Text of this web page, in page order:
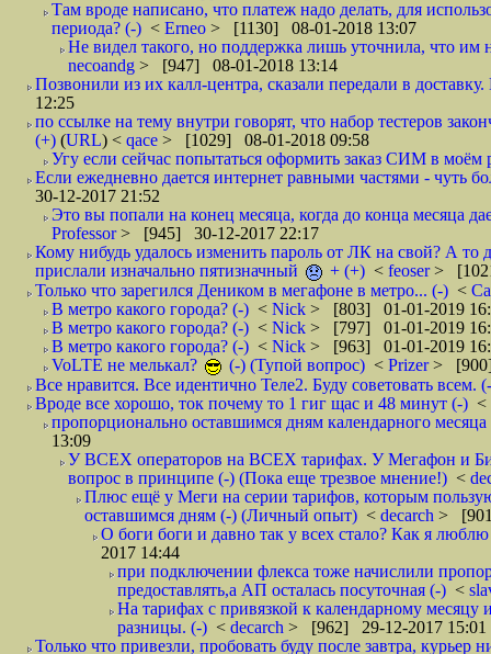
Там вроде написано, что платеж надо делать, для
периода? (-) < Erneo > [1130] 08-01-2018 13:07
Не видел такого, но поддержка лишь уточнила, что
necoandg > [947] 08-01-2018 13:14
Позвонили из их калл-центра, сказали передали в
12:25
по ссылке на тему внутри говорят, что набор тестеров
(+) (URL) < qace > [1029] 08-01-2018 09:58
Угу если сейчас попытаться оформить заказ СИМ в моём
Если ежедневно дается интернет равными частями - чуть
30-12-2017 21:52
Это вы попали на конец месяца, когда до конца месяца
Professor> [945] 30-12-2017 22:17
Кому нибудь удалось изменить пароль от ЛК на свой? А то
прислали изначально пятизначный
+ (+) < feoser>
Только что зарегился Деником в мегафоне в метро... (-) <
В метро какого города? (-) < Nick > [803] 01-01-2019
В метро какого города? (-) < Nick > [797] 01-01-2019
В метро какого города? (-) < Nick > [963] 01-01-2019
VoLTE не мелькал?
(-) (Тупой вопрос) < Prizer>
Все нравится. Все идентично Теле2. Буду советовать всем.
Вроде все хорошо, ток почему то 1 гиг щас и 48 минут (-) <
пропорционально оставшимся дням календарного
13:09
У ВСЕХ операторов на ВСЕХ тарифах. У Мегафон и Би
вопрос в принципе (-) (Пока еще трезвое мнение!) <
Плюс ещё у Меги на серии тарифов, которым
оставшимся дням (-) (Личный опыт) < decarch >
О боги боги и давно так у всех стало? Как я
2017 14:44
при подключении флекса тоже начислили
предоставлять,а АП осталась посуточная (-) <
На тарифах с привязкой к календарному
разницы. (-) < decarch > [962] 29-12-2017 15:01
Только что привезли, пробовать буду после завтра,